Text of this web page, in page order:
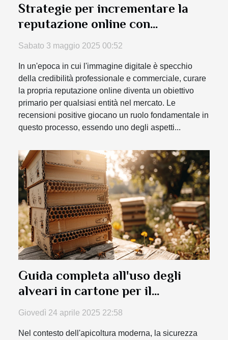
Strategie per incrementare la
reputazione online con
recensioni positive
Sabato 3 maggio 2025 00:52
In un'epoca in cui l'immagine digitale è specchio
della credibilità professionale e commerciale, curare
la propria reputazione online diventa un obiettivo
primario per qualsiasi entità nel mercato. Le
recensioni positive giocano un ruolo fondamentale in
questo processo, essendo uno degli aspetti...
Guida completa all'uso degli
alveari in cartone per il
trasporto sicuro
Giovedì 24 aprile 2025 22:58
Nel contesto dell'apicoltura moderna, la sicurezza